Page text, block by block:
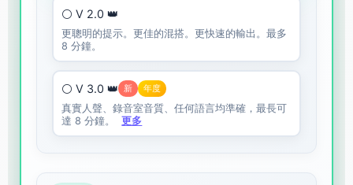
⚪ V 2.0 👑
更聰明的提示。更佳的混搭。更快速的輸出。最多
8 分鐘。
⚪ V 3.0 👑 新 年度
真實人聲、錄音室音質、任何語言均準確，最長可
達 8 分鐘。
更多